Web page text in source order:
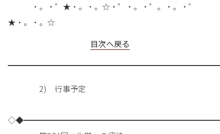
・。・゜★・。・。☆・゜・。・゜。・。・゜
★・。・。☆
目次へ戻る
2) 行事予定